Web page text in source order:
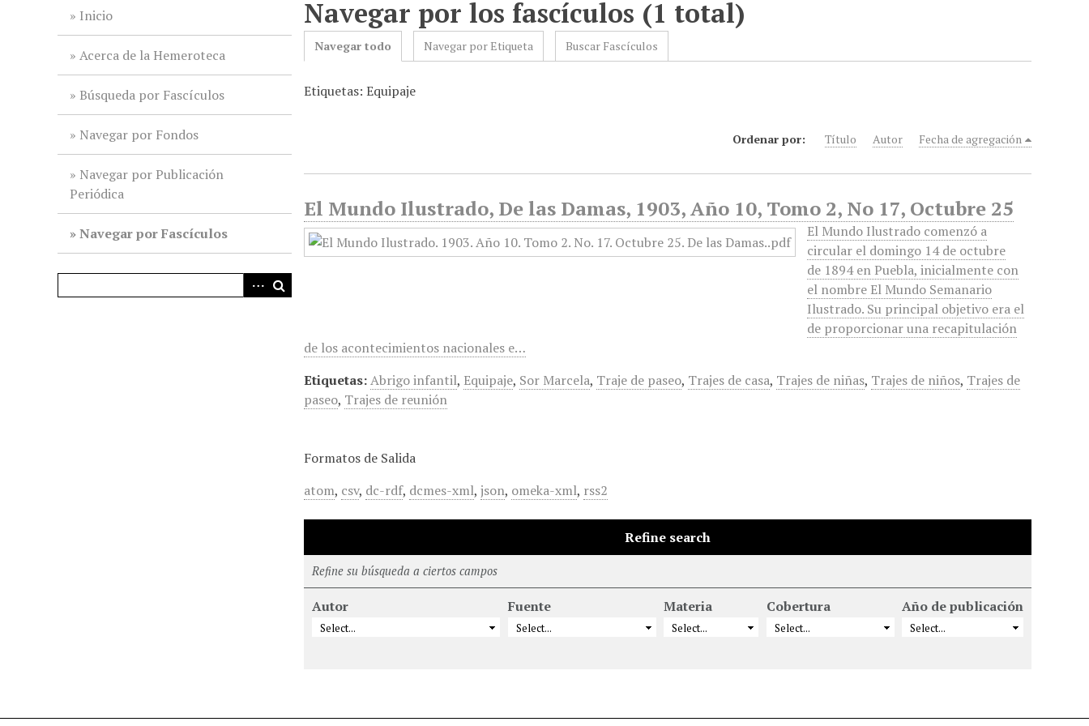
Inicio
Acerca de la Hemeroteca
Búsqueda por Fascículos
Navegar por Fondos
Navegar por Publicación
Periódica
Navegar por Fascículos
Navegar por los fascículos (1 total)
Navegar todo Navegar por Etiqueta Buscar Fascículos
Etiquetas: Equipaje
Ordenar por: Título Autor Fecha de agregación
El Mundo Ilustrado, De las Damas, 1903, Año 10, Tomo 2, No 17, Octubre 25
El Mundo Ilustrado comenzó a
circular el domingo 14 de octubre
de 1894 en Puebla, inicialmente con
el nombre El Mundo Semanario
Ilustrado. Su principal objetivo era el
de proporcionar una recapitulación
de los acontecimientos nacionales e…
Etiquetas:Abrigo infantil, Equipaje, Sor Marcela, Traje de paseo, Trajes de casa, Trajes de niñas, Trajes de niños, Trajes de
paseo, Trajes de reunión
Formatos de Salida
atom, csv, dc-rdf, dcmes-xml,json, omeka-xml, rss2
Refine search
Refine su búsqueda a ciertos campos
Autor Fuente Materia Cobertura Año de publicación